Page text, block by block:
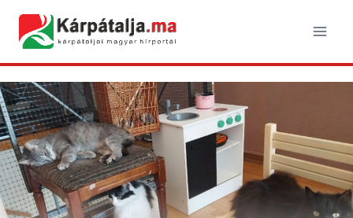
content